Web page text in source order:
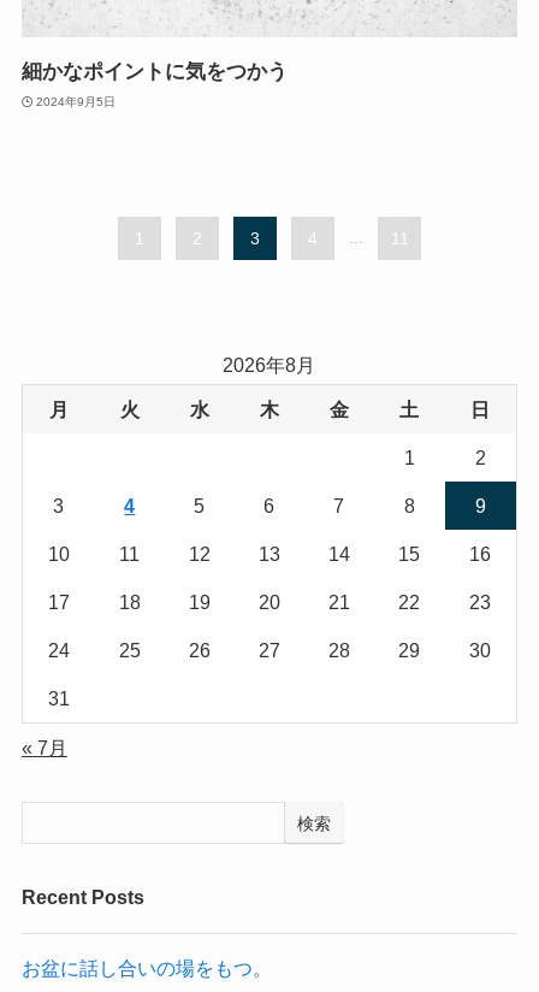
細かなポイントに気をつかう
2024年9月5日
1 2 3 4 ... 11
2026年8月
月 火 水 木 金 土 日
1 2
3 4 5 6 7 8 9
10 11 12 13 14 15 16
17 18 19 20 21 22 23
24 25 26 27 28 29 30
31
« 7月
検索
Recent Posts
お盆に話し合いの場をもつ。